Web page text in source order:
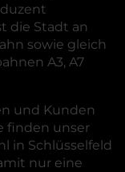
die Stadt an
sowie gleich
A3, A7
und Kunden
finden unser
in Schlüsselfeld
nur eine